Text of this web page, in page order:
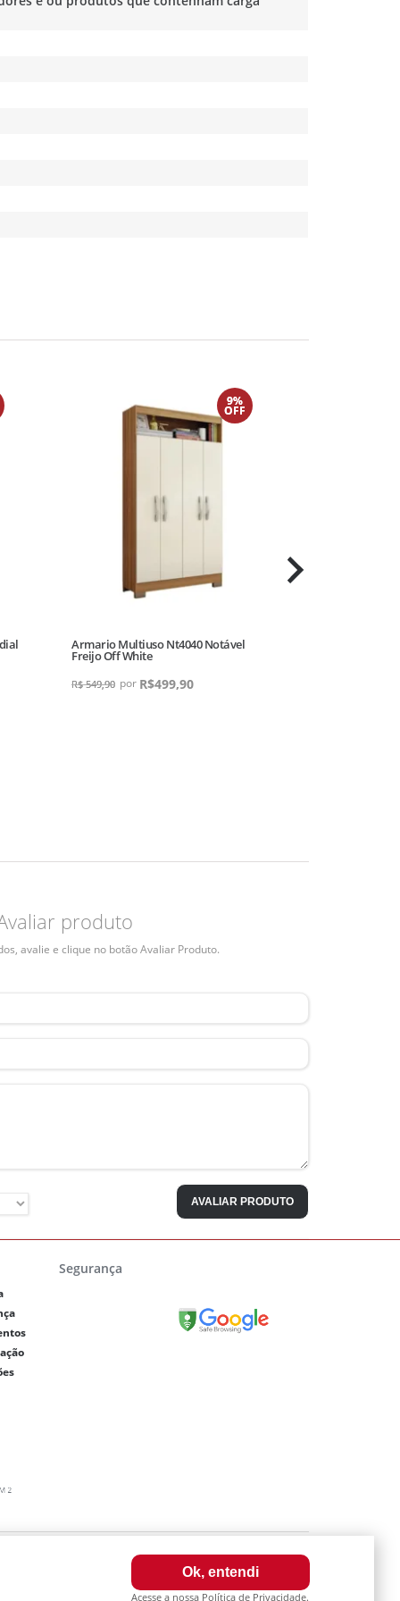
9%
OFF
Armario Multiuso Nt4040 Notável
Freijo Off White
R$ 549,90 R$499,90
produto
avalie e clique no botão Avaliar Produto.
AVALIAR PRODUTO
Ok, entendi
Acesse a nossa Política de Privacidade.
Segurança
64
internet. Fotos meramente ilustrativas.